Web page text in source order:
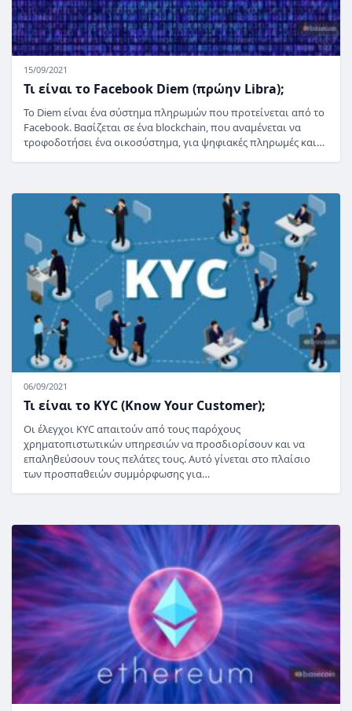
15/09/2021
Τι είναι το Facebook Diem (πρώην Libra);
Το Diem είναι ένα σύστημα πληρωμών που προτείνεται από το
Facebook. Βασίζεται σε ένα blockchain, που αναμένεται να
τροφοδοτήσει ένα οικοσύστημα, για ψηφιακές πληρωμές και…
06/09/2021
Τι είναι το KYC (Know Your Customer);
Οι έλεγχοι KYC απαιτούν από τους παρόχους
χρηματοπιστωτικών υπηρεσιών να προσδιορίσουν και να
επαληθεύσουν τους πελάτες τους. Αυτό γίνεται στο πλαίσιο
των προσπαθειών συμμόρφωσης για…